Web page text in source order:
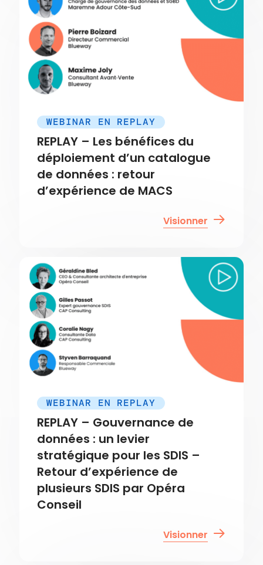
WEBINAR EN REPLAY
REPLAY – Les bénéfices du
déploiement d’un catalogue
de données : retour
d’expérience de MACS
Visionner
WEBINAR EN REPLAY
REPLAY – Gouvernance de
données : un levier
stratégique pour les SDIS –
Retour d’expérience de
plusieurs SDIS par Opéra
Conseil
Visionner